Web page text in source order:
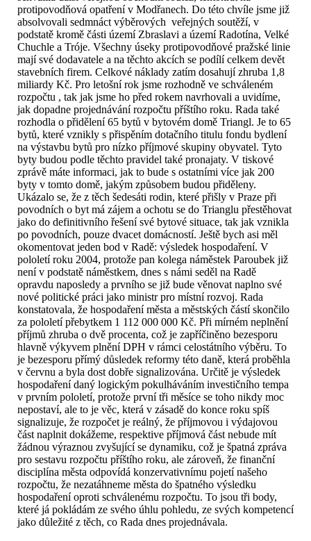
protipovodňová opatření v Modřanech. Do této chvíle jsme již
absolvovali sedmnáct výběrových veřejných soutěží, v
podstatě kromě části území Zbraslavi a území Radotína, Velké
Chuchle a Tróje. Všechny úseky protipovodňové pražské linie
mají své dodavatele a na těchto akcích se podílí celkem devět
stavebních firem. Celkové náklady zatím dosahují zhruba 1,8
miliardy Kč. Pro letošní rok jsme rozhodně ve schváleném
rozpočtu , tak jak jsme ho před rokem navrhovali a uvidíme,
jak dopadne projednávání rozpočtu příštího roku. Rada také
rozhodla o přidělení 65 bytů v bytovém domě Triangl. Je to 65
bytů, které vznikly s přispěním dotačního titulu fondu bydlení
na výstavbu bytů pro nízko příjmové skupiny obyvatel. Tyto
byty budou podle těchto pravidel také pronajaty. V tiskové
zprávě máte informaci, jak to bude s ostatními více jak 200
byty v tomto domě, jakým způsobem budou přiděleny.
Ukázalo se, že z těch šedesáti rodin, které přišly v Praze při
povodních o byt má zájem a ochotu se do Trianglu přestěhovat
jako do definitivního řešení své bytové situace, tak jak vznikla
po povodních, pouze dvacet domácností. Ještě bych asi měl
okomentovat jeden bod v Radě: výsledek hospodaření. V
pololetí roku 2004, protože pan kolega náměstek Paroubek již
není v podstatě náměstkem, dnes s námi seděl na Radě
opravdu naposledy a prvního se již bude věnovat naplno své
nové politické práci jako ministr pro místní rozvoj. Rada
konstatovala, že hospodaření města a městských částí skončilo
za pololetí přebytkem 1 112 000 000 Kč. Při mírném neplnění
příjmů zhruba o dvě procenta, což je zapříčiněno bezesporu
hlavně výkyvem plnění DPH v rámci celostátního výběru. To
je bezesporu přímý důsledek reformy této daně, která proběhla
v červnu a byla dost dobře signalizována. Určitě je výsledek
hospodaření daný logickým pokulháváním investičního tempa
v prvním pololetí, protože první tři měsíce se toho nikdy moc
nepostaví, ale to je věc, která v zásadě do konce roku spíš
signalizuje, že rozpočet je reálný, že příjmovou i výdajovou
část naplnit dokážeme, respektive příjmová část nebude mít
žádnou výraznou zvyšující se dynamiku, což je špatná zpráva
pro sestavu rozpočtu příštího roku, ale zároveň, že finanční
disciplína města odpovídá konzervativnímu pojetí našeho
rozpočtu, že nezatáhneme města do špatného výsledku
hospodaření oproti schválenému rozpočtu. To jsou tři body,
které já pokládám ze svého úhlu pohledu, ze svých kompetencí
jako důležité z těch, co Rada dnes projednávala.